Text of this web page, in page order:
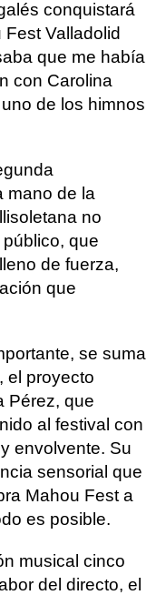
conquistará
Valladolid
que me había
con Carolina
de los himnos
mano de la
no
que
de fuerza,
que
se suma
el proyecto
Pérez, que
al festival con
envolvente. Su
sensorial que
Mahou Fest a
es posible.
musical cinco
del directo, el